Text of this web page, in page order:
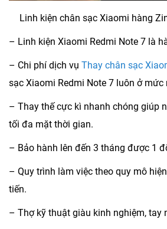
Linh kiện chân sạc Xiaomi hàng
– Linh kiện Xiaomi Redmi Note 7 là
– Chi phí dịch vụ Thay chân sạc
sạc Xiaomi Redmi Note 7 luôn ở mức
– Thay thế cực kì nhanh chóng giúp
tối đa mặt thời gian.
– Bảo hành lên đến 3 tháng được 1
– Quy trình làm việc theo quy mô
tiến.
– Thợ kỹ thuật giàu kinh nghiệm, tay